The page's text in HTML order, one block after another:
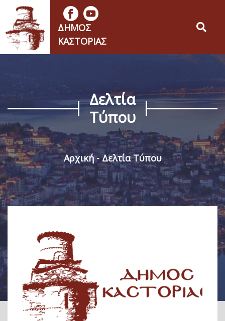
ΔΉΜΟΣ
ΚΑΣΤΟΡΙΆΣ
Δελτία
Τύπου
Αρχική Δελτία Τύπου